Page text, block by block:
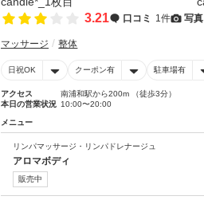
3.21 口コミ 1件 写真
マッサージ 整体
日祝OK クーポン有 駐車場有
アクセス
南浦和駅から200m （徒歩3分）
本日の営業状況 10:00〜20:00
メニュー
リンパマッサージ・リンパドレナージュ
アロマボディ
販売中